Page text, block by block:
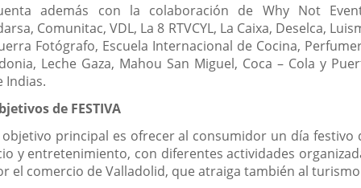
además con la colaboración de Why Not
Comunitac, VDL, La 8 RTVCYL, La Caixa, Deselca,
Fotógrafo, Escuela Internacional de Cocina,
Leche Gaza, Mahou San Miguel, Coca – Cola y
Indias.
de FESTIVA
objetivo principal es ofrecer al consumidor un día festivo
y entretenimiento, con diferentes actividades
el comercio de Valladolid, que atraiga también al